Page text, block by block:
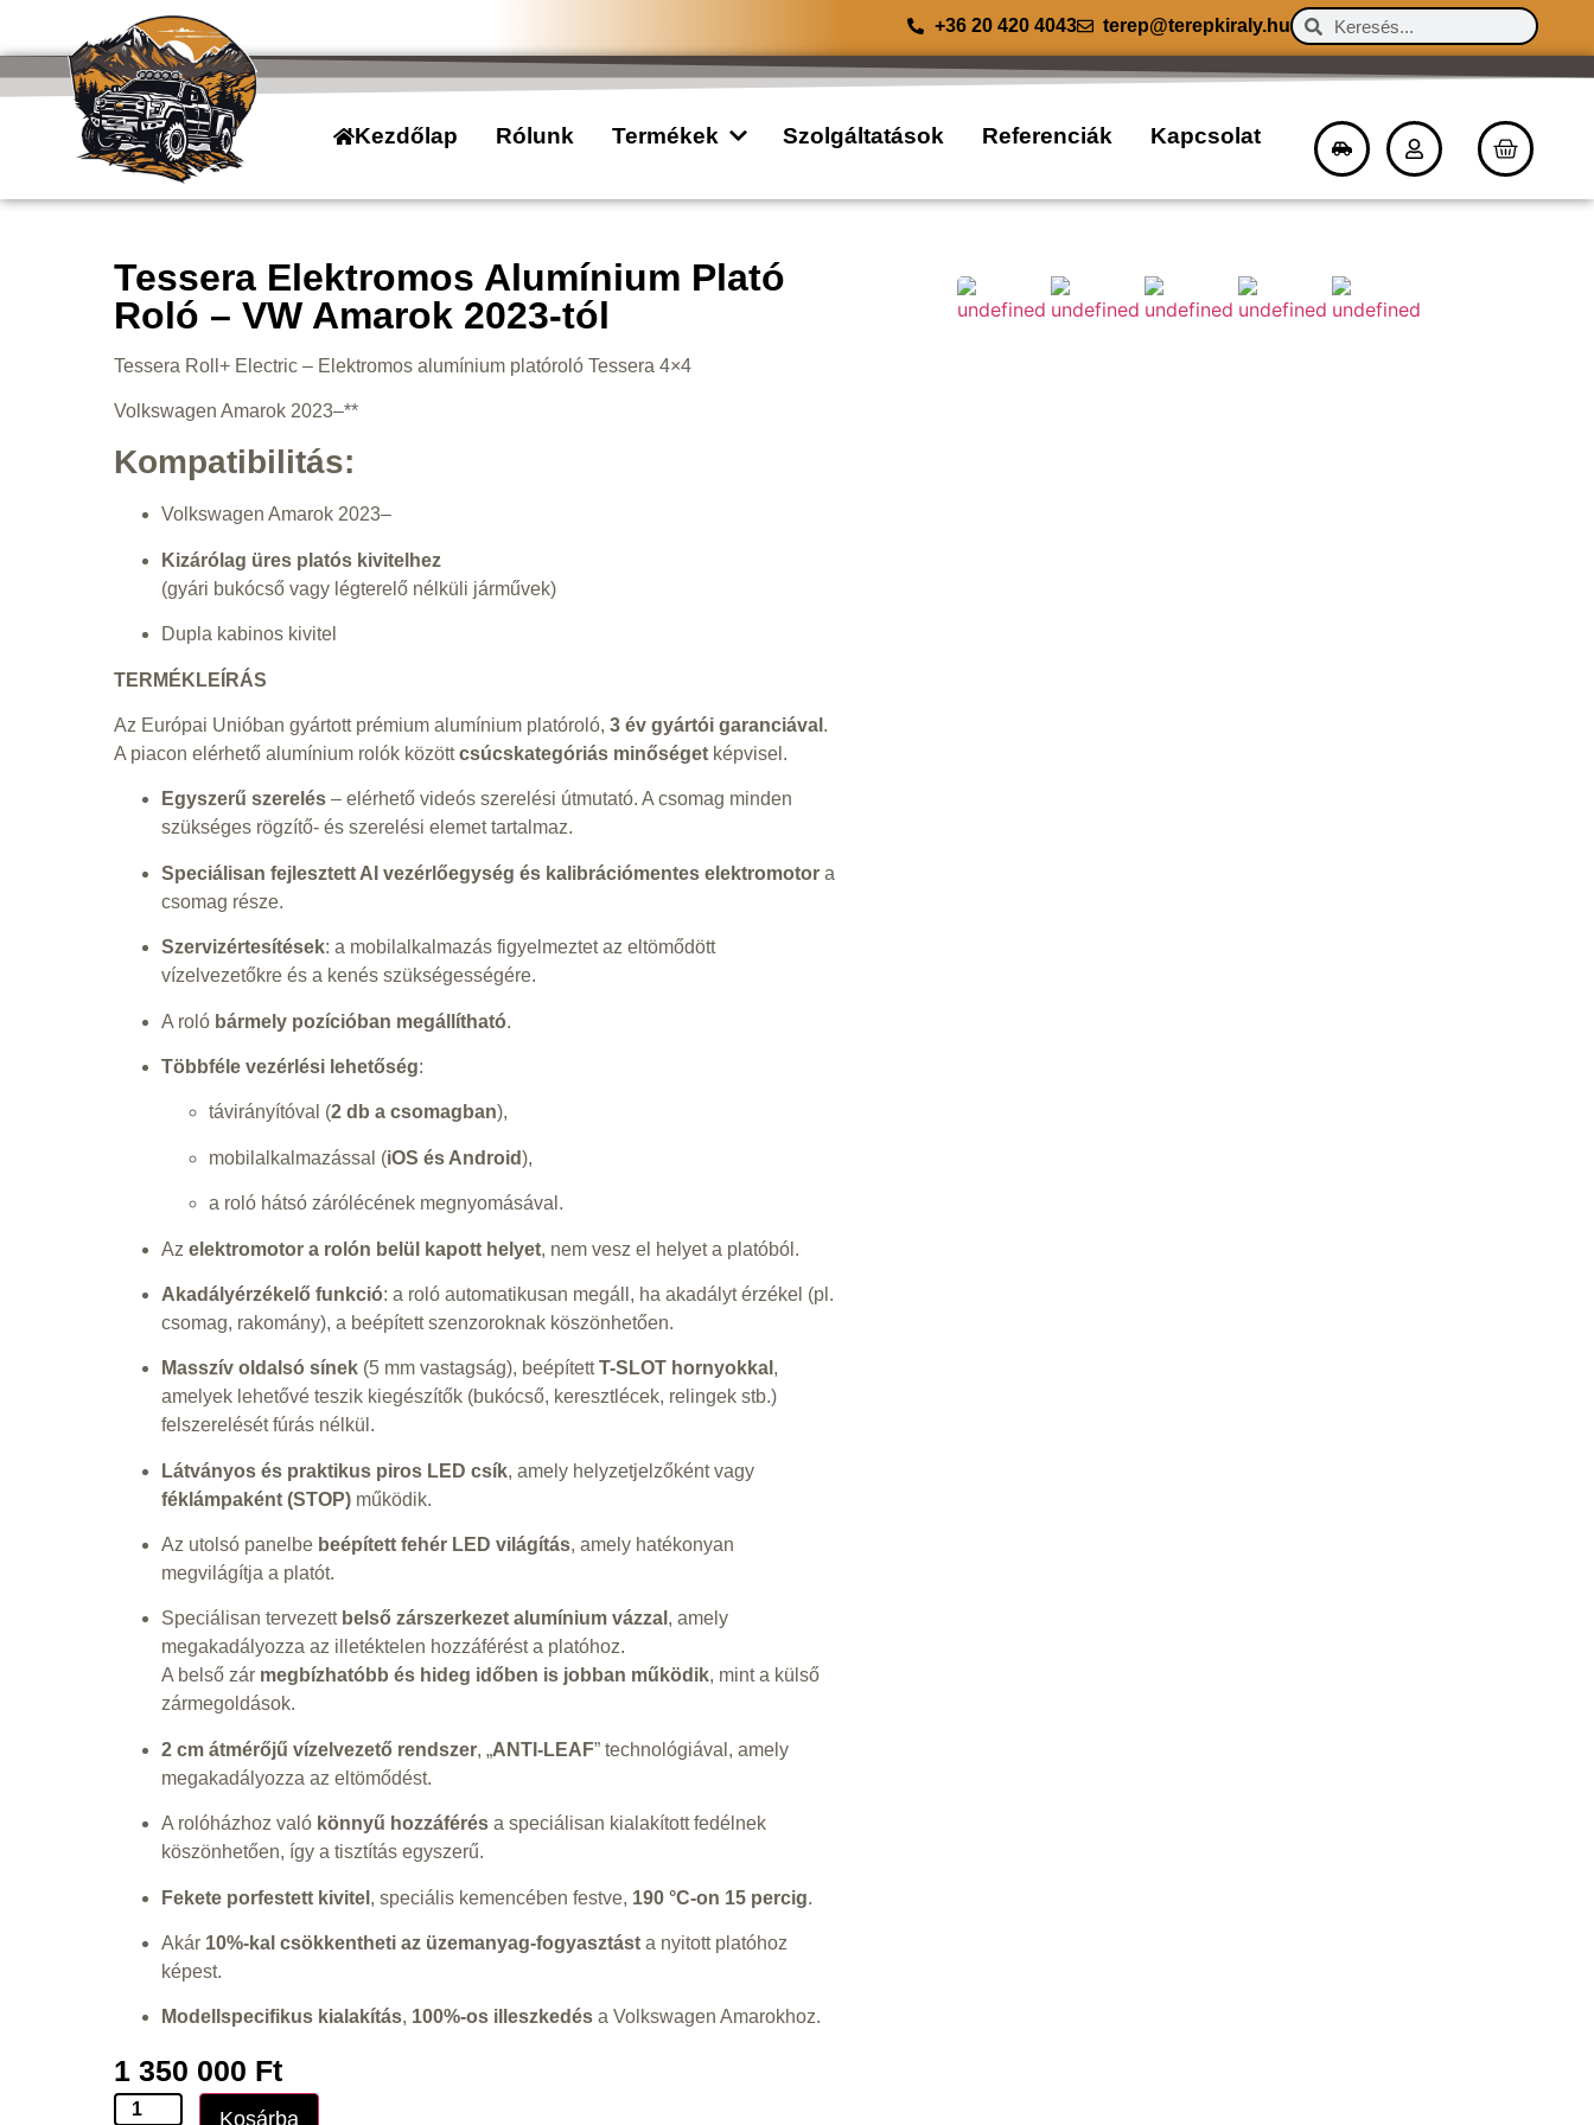
+36 20 420 4043 terep@terepkiraly.hu
Kezdőlap Rólunk Termékek Szolgáltatások Referenciák Kapcsolat
Tessera Elektromos Alumínium Plató
Roló – VW Amarok 2023-tól
Tessera Roll+ Electric – Elektromos alumínium platóroló Tessera 4×4
Volkswagen Amarok 2023–**
Kompatibilitás:
Volkswagen Amarok 2023–
Kizárólag üres platós kivitelhez
(gyári bukócső vagy légterelő nélküli járművek)
Dupla kabinos kivitel
TERMÉKLEÍRÁS
Az Európai Unióban gyártott prémium alumínium platóroló, 3 év gyártói garanciával .
A piacon elérhető alumínium rolók közöttcsúcskategóriás minőséget képvisel.
Egyszerű szerelés – elérhető videós szerelési útmutató. A csomag minden
szükséges rögzítő- és szerelési elemet tartalmaz.
Speciálisan fejlesztett AI vezérlőegység és kalibrációmentes elektromotor a
csomag része.
Szervizértesítések: a mobilalkalmazás figyelmeztet az eltömődött
vízelvezetőkre és a kenés szükségességére.
A roló bármely pozícióban megállítható.
Többféle vezérlési lehetőség:
távirányítóval (2 db a csomagban),
mobilalkalmazással (iOS és Android),
a roló hátsó zárólécének megnyomásával.
Az elektromotor a rolón belül kapott helyet, nem vesz el helyet a platóból.
Akadályérzékelő funkció: a roló automatikusan megáll, ha akadályt érzékel (pl.
csomag, rakomány), a beépített szenzoroknak köszönhetően.
Masszív oldalsó sínek (5 mm vastagság), beépítettT-SLOT hornyokkal ,
amelyek lehetővé teszik kiegészítők (bukócső, keresztlécek, relingek stb.)
felszerelését fúrás nélkül.
Látványos és praktikus piros LED csík, amely helyzetjelzőként vagy
féklámpaként (STOP) működik.
Az utolsó panelbe beépített fehér LED világítás, amely hatékonyan
megvilágítja a platót.
Speciálisan tervezett belső zárszerkezet alumínium vázzal , amely
megakadályozza az illetéktelen hozzáférést a platóhoz.
A belső zár megbízhatóbb és hideg időben is jobban működik, mint a külső
zármegoldások.
2 cm átmérőjű vízelvezető rendszer, „ANTI-LEAF” technológiával, amely
megakadályozza az eltömődést.
A rolóházhoz való könnyű hozzáférés a speciálisan kialakított fedélnek
köszönhetően, így a tisztítás egyszerű.
Fekete porfestett kivitel , speciális kemencében festve, 190 °C-on 15 percig.
Akár 10%-kal csökkentheti az üzemanyag-fogyasztást a nyitott platóhoz
képest.
Modellspecifikus kialakítás, 100%-os illeszkedés a Volkswagen Amarokhoz.
1 350 000 Ft
Kosárba